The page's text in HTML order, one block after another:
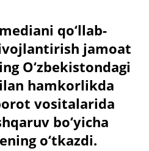
qo‘llab-
jamoat
O‘zbekistondagi
hamkorlikda
vositalarida
bo‘yicha
o‘tkazdi.